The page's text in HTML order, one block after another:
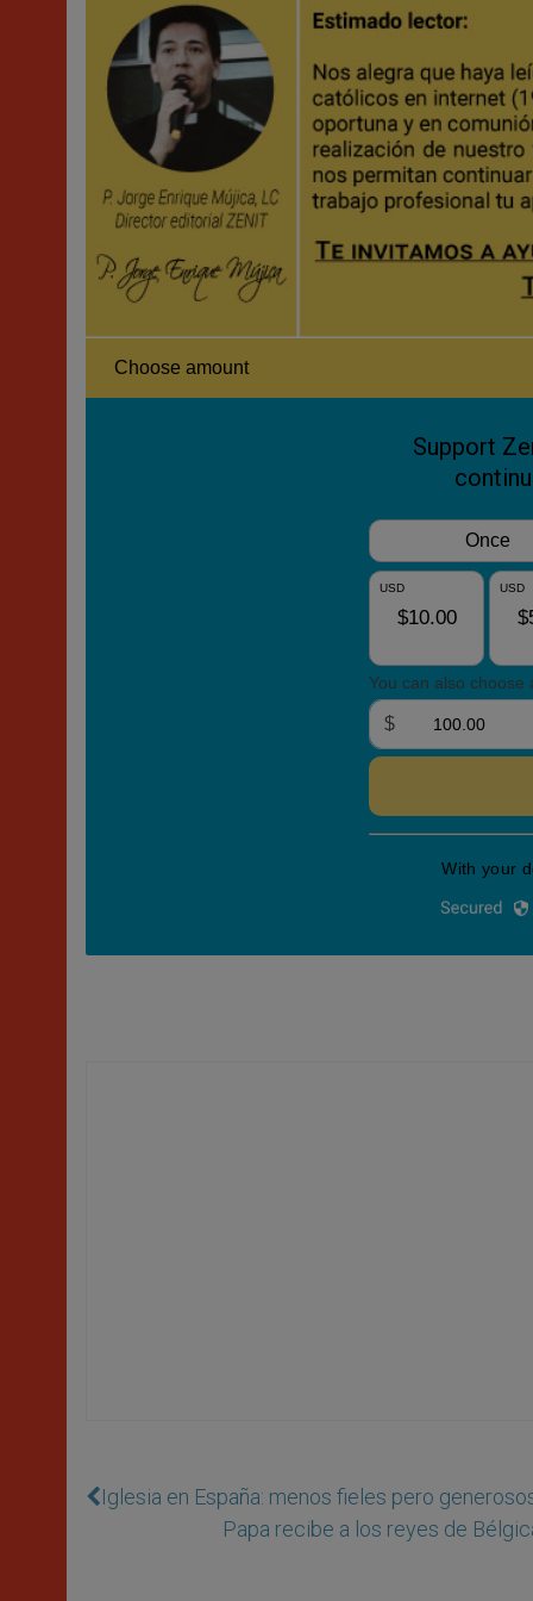
Iglesia en España: menos fieles pero
Papa recibe a los reyes de